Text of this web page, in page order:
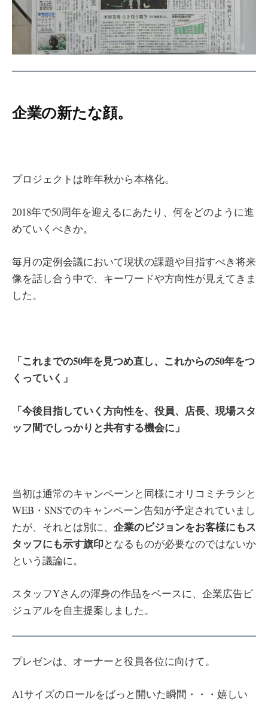
企業の新たな顔。
プロジェクトは昨年秋から本格化。
2018年で50周年を迎えるにあたり、何をどのように進
めていくべきか。
毎月の定例会議において現状の課題や目指すべき将来
像を話し合う中で、キーワードや方向性が見えてきま
した。
「これまでの50年を見つめ直し、これからの50年をつ
くっていく」
「今後目指していく方向性を、役員、店長、現場スタ
ッフ間でしっかりと共有する機会に」
当初は通常のキャンペーンと同様にオリコミチラシと
WEB・SNSでのキャンペーン告知が予定されていまし
たが、それとは別に、 企業のビジョンをお客様にもス
タッフにも示す旗印となるものが必要なのではないか
という議論に。
スタッフYさんの渾身の作品をベースに、企業広告ビ
ジュアルを自主提案しました。
プレゼンは、オーナーと役員各位に向けて。
A1サイズのロールをばっと開いた瞬間・・・嬉しい